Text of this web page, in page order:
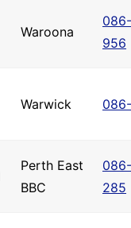
Waroona
086-
956
Warwick
Perth East
BBC
086-
285